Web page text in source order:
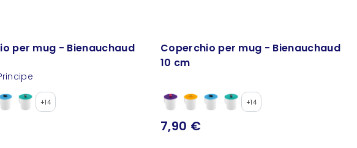
per mug - Bienauchaud
+14
Coperchio per mug - Bienauchaud
10 cm
+14
7,90 €